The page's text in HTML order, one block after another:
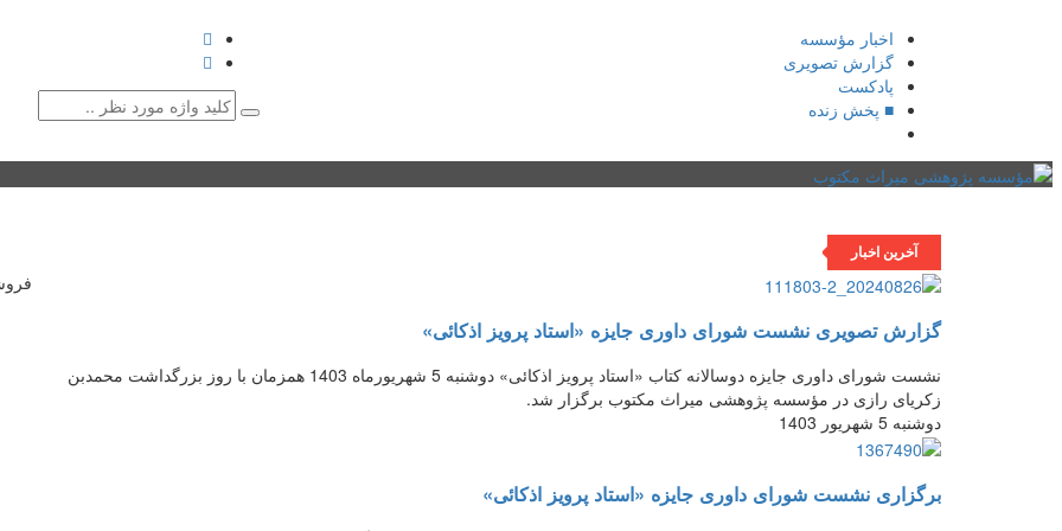
اخبار مؤسسه
گزارش تصویری
پادکست‌
■ پخش زنده
آخرین اخبار
گزارش تصویری نشست شورای داوری جایزه «استاد پرویز اذکائی»
نشست شورای داوری جایزه دوسالانه کتاب «استاد پرویز اذکائی» دوشنبه 5 شهریورماه 1403 همزمان با روز بزرگداشت محمدبن
زکریای رازی در مؤسسه پژوهشی میراث مکتوب برگزار شد.
دوشنبه 5 شهریور 1403
برگزاری نشست شورای داوری جایزه «استاد پرویز اذکائی»